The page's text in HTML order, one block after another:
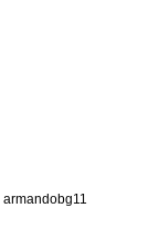
armandobg11